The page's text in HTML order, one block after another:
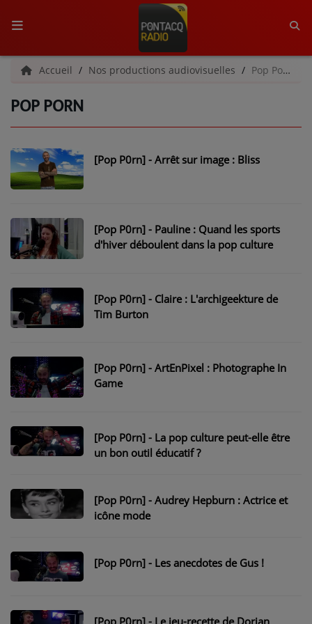
ACCUEIL
RADIO
L'ÉQUIPE
C'ÉTAIT QUOI CE TITRE ?
PODCASTS - SAISON 2026/2027
NOS PROGRAMMES COURTS
VOS ÉMISSIONS EN IMAGES
PHOTOS
ANNONCEURS & ESPACE PRO
LOCATION DE STUDIOS
L'INFORMATION
EN QUOI ÇA CONSISTE ?
Accueil Nos productions audiovisuelles Pop Porn
POP PORN
[Pop P0rn] - Arrêt sur image : Bliss
[Pop P0rn] - Pauline : Quand les sports
d'hiver déboulent dans la pop culture
[Pop P0rn] - Claire : L'archigeekture de
Tim Burton
[Pop P0rn] - ArtEnPixel : Photographe In
Game
[Pop P0rn] - La pop culture peut-elle être
un bon outil éducatif ?
[Pop P0rn] - Audrey Hepburn : Actrice et
icône mode
[Pop P0rn] - Les anecdotes de Gus !